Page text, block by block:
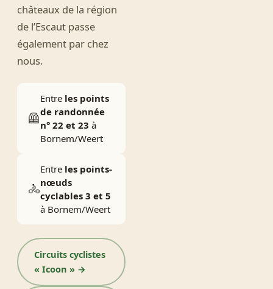
châteaux de la région
de l’Escaut passe
également par chez
nous.
🦺
Entre les points
de randonnée
n° 22 et 23 à
Bornem/Weert
🚴
Entre les points-
nœuds
cyclables 3 et 5
à Bornem/Weert
Circuits cyclistes
« Icoon » →